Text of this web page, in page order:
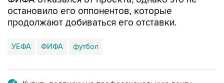
остановило его оппонентов, которые
продолжают добиваться его отставки.
УЕФА ФИФА футбол